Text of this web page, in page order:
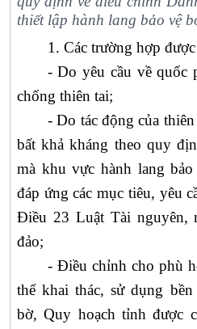
thiết lập hành lang bảo vệ
1. Các trường hợp được
-Do yêu cầu về quốc
chống thiên tai;
-Do tác động của
bất khả kháng theo quy
mà khu vực hành lang
đáp ứng các mục tiêu, yêu
Điều 23 Luật Tài nguyên,
đảo;
-Điều chỉnh cho phù
thể khai thác, sử dụng
bờ, Quy hoạch tỉnh được